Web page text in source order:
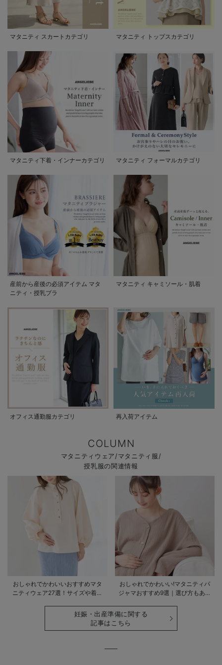
マタニティ スカートカテゴリ マタニティ トップスカテゴリ
マタニティ下着・インナーカテゴリ マタニティ フォーマルカテゴリ
産前から産後の必須アイテム マタ
ニティ・授乳ブラ
マタニティ キャミソール・肌着
オフィス通勤服カテゴリ 再入荷アイテム
COLUMN
マタニティウェア/マタニティ服/
授乳服の関連情報
おしゃれでかわいいおすすめマタ
ニティウェア27選！サイズや着る
おしゃれでかわいい!マタニティパ
ジャマおすすめ9選｜選び方もあわ
妊娠・出産準備に関する
記事はこちら